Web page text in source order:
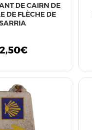
DE CAIRN DE
DE FLÈCHE DE
2,50€